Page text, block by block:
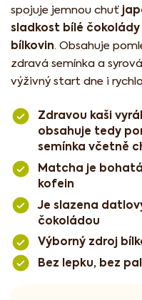
spojuje jemnou chuť
sladkost bílé čokolády
bílkovin. Obsahuje
zdravá semínka a
výživný start dne i
Zdravou kaši
obsahuje tedy
semínka včetně
Matcha je
kofein
Je slazena
čokoládou
Výborný zdroj
Bez lepku, bez